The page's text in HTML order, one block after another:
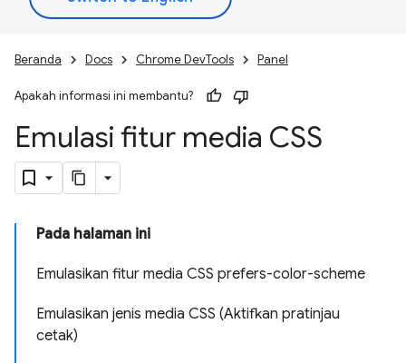
Beranda Docs Chrome DevTools Panel
Apakah informasi ini membantu?
Emulasi fitur media CSS
Pada halaman ini
Emulasikan fitur media CSS prefers-color-scheme
Emulasikan jenis media CSS (Aktifkan pratinjau
cetak)